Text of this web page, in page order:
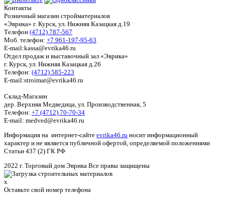
Контакты
Розничный магазин стройматериалов
«Эврика» г. Курск, ул. Нижняя Казацкая д.19
Телефон (4712) 787-567
Моб. телефон: +7 961-197-95-63
E-mail:kassa@evrika46.ru
Отдел продаж и выставочный зал «Эврика»
г. Курск, ул. Нижняя Казацкая д.26
Телефон: (4712) 585-223
E-mail:stroimat@evrika46.ru
Склад-Магазин
дер. Верхняя Медведица, ул. Производственная, 5
Телефон: +7 (4712) 70-70-34
E-mail: medved@evrika46.ru
Информация на интернет-сайте evrika46.ru носит информационный
характер и не является публичной офертой, определяемой положениями
Статьи 437 (2) ГК РФ
2022 г. Торговый дом Эврика Все правы защищены
x
Оставьте свой номер телефона